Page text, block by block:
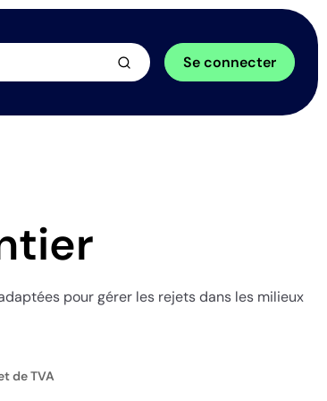
Se connecter
pour gérer les rejets dans les milieux
de TVA
arrow_forward